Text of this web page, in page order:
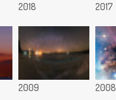
2018 2017
2009 2008